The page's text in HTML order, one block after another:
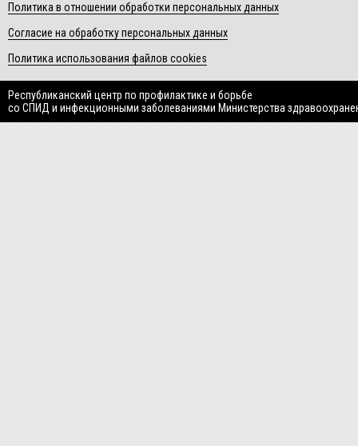
Политика в отношении обработки персональных данных
Согласие на обработку персональных данных
Политика использования файлов cookies
Республиканский центр по профилактике и борьбе
со СПИД и инфекционными заболеваниями Министерства